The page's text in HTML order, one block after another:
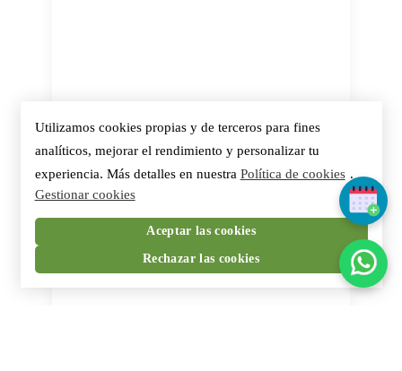
Utilizamos cookies propias y de terceros para fines
analíticos, mejorar el rendimiento y personalizar tu
experiencia. Más detalles en nuestra Política de cookies .
Gestionar cookies
Aceptar las cookies
Rechazar las cookies